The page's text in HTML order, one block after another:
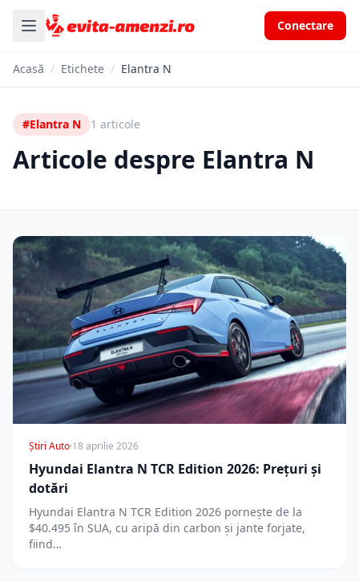
Conectare
Acasă / Etichete / Elantra N
#Elantra N 1 articole
Articole despre Elantra N
Știri Auto·18 aprilie 2026
Hyundai Elantra N TCR Edition 2026: Prețuri și
dotări
Hyundai Elantra N TCR Edition 2026 pornește de la
$40.495 în SUA, cu aripă din carbon și jante forjate,
fiind…